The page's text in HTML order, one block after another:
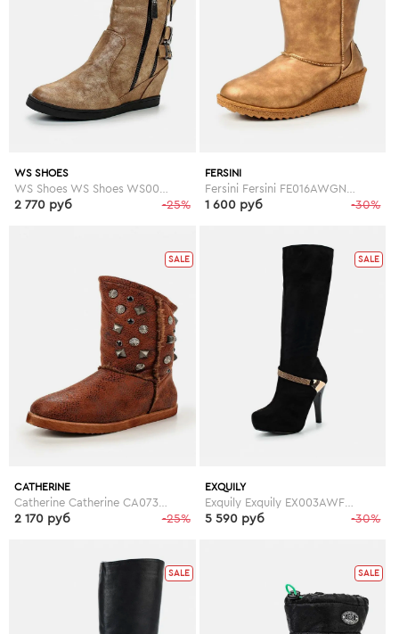
WS SHOES
-25%
2 770 руб
FERSINI
-30%
1 600 руб
SALE
CATHERINE
-25%
2 170 руб
SALE
EXQUILY
Exquily Exquily EX003AWFWW42
-30%
5 590 руб
SALE SALE